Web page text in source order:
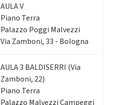
AULA V
Piano Terra
Palazzo Poggi Malvezzi
Via Zamboni, 33 - Bologna
AULA 3 BALDISERRI (Via
Zamboni, 22)
Piano Terra
Palazzo Malvezzi Campeggi